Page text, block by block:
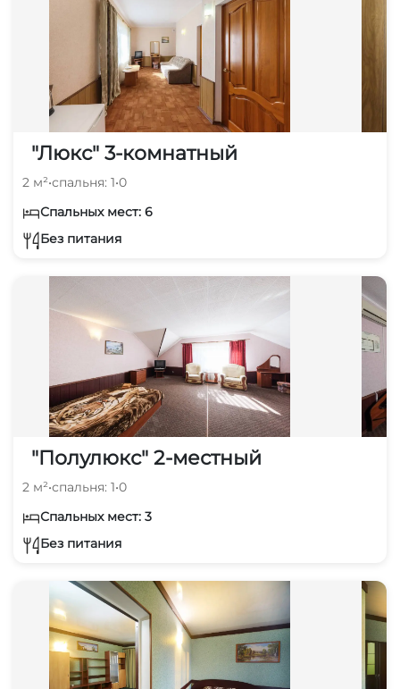
"Люкс" 3-комнатный
2 м²•спальня: 1•0
Спальных мест: 6
Без питания
"Полулюкс" 2-местный
2 м²•спальня: 1•0
Спальных мест: 3
Без питания